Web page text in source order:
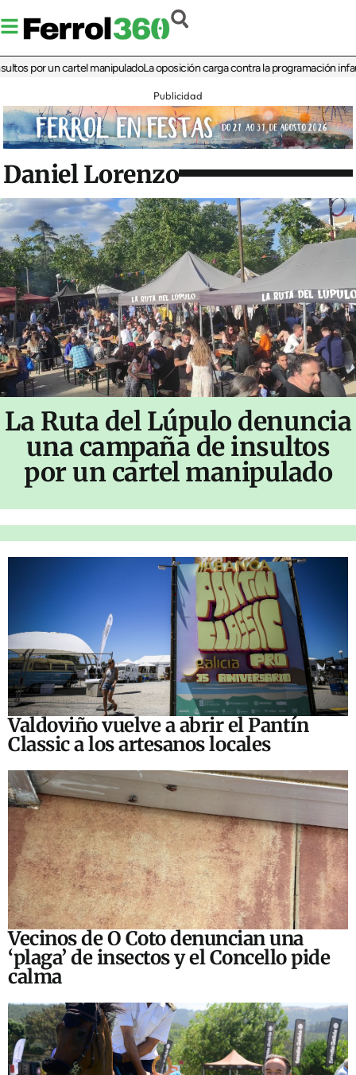
un cartel manipuladoLa oposición carga contra la programación infantil de
Publicidad
Daniel Lorenzo
La Ruta del Lúpulo denuncia
una campaña de insultos
por un cartel manipulado
Valdoviño vuelve a abrir el Pantín
Classic a los artesanos locales
Vecinos de O Coto denuncian una
‘plaga’ de insectos y el Concello pide
calma